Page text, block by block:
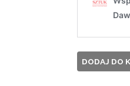
ilość
MITORAJ
DODAJ DO